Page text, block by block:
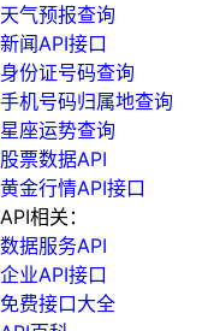
天气预报查询
新闻API接口
身份证号码查询
手机号码归属地查询
星座运势查询
股票数据API
黄金行情API接口
API相关：
数据服务API
企业API接口
免费接口大全